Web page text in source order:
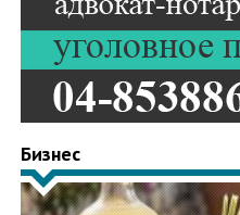
Бизнес